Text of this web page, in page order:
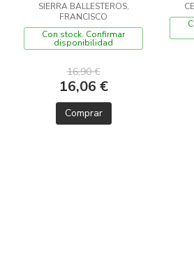
SIERRA BALLESTEROS,
FRANCISCO
Con stock. Confirmar
disponibilidad
16,90 €
16,06 €
Comprar